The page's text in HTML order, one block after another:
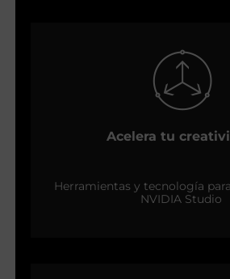
Acelera tu
Herramientas y tecnología
NVIDIA Studio